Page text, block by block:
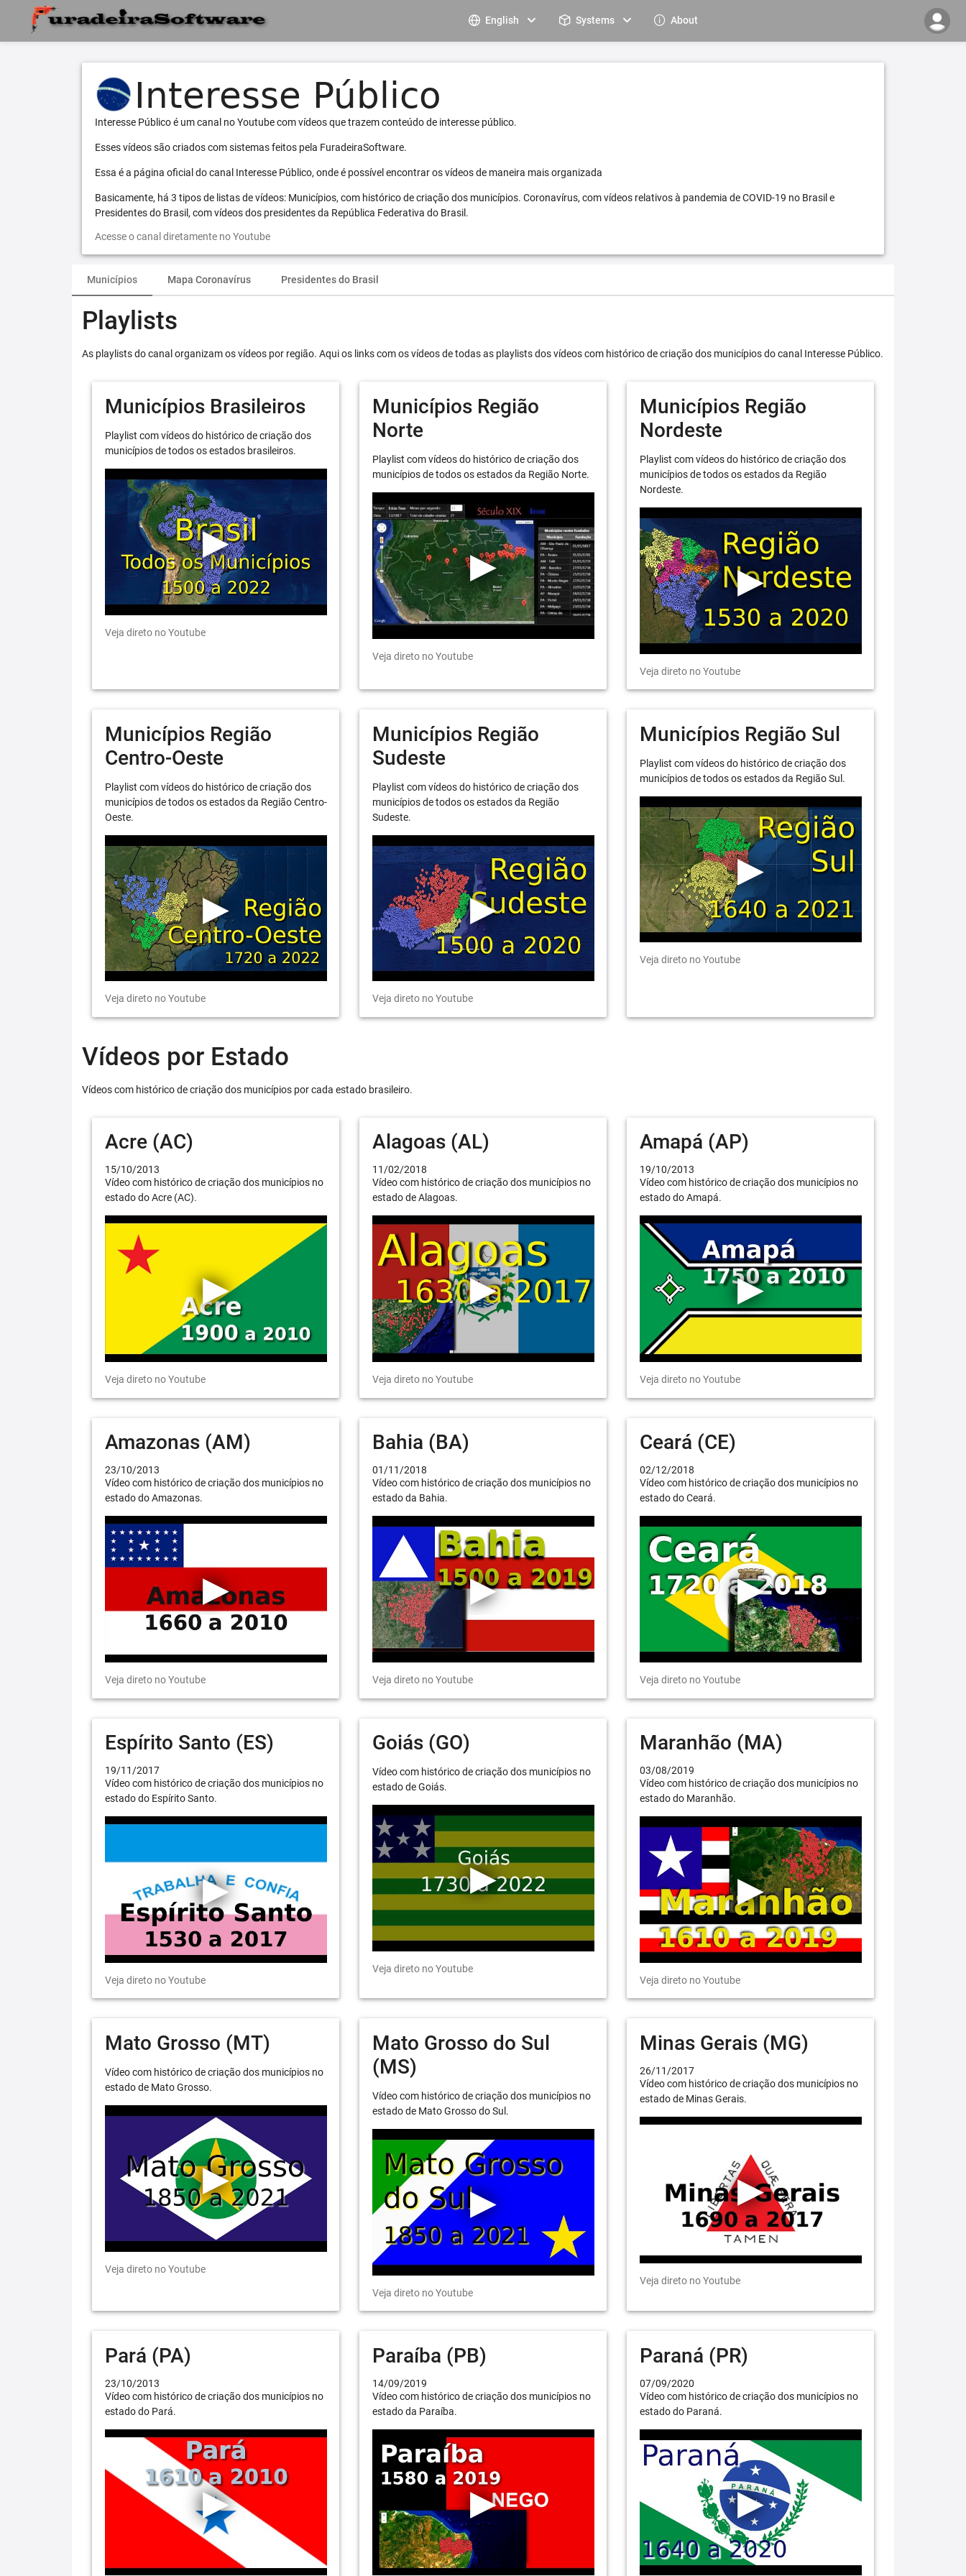
English Systems About
Interesse Público é um canal no Youtube com vídeos que trazem conteúdo de interesse público.
Esses vídeos são criados com sistemas feitos pela FuradeiraSoftware.
Essa é a página oficial do canal Interesse Público, onde é possível encontrar os vídeos de maneira mais organizada
Basicamente, há 3 tipos de listas de vídeos: Municípios, com histórico de criação dos municípios. Coronavírus, com vídeos relativos à pandemia de COVID-19 no Brasil e
Presidentes do Brasil, com vídeos dos presidentes da República Federativa do Brasil.
Acesse o canal diretamente no Youtube
Municípios Mapa Coronavírus Presidentes do Brasil
Playlists
As playlists do canal organizam os vídeos por região. Aqui os links com os vídeos de todas as playlists dos vídeos com histórico de criação dos municípios do canal Interesse Público.
Municípios Brasileiros
Playlist com vídeos do histórico de criação dos
municípios de todos os estados brasileiros.
Veja direto no Youtube
Municípios Região
Norte
Playlist com vídeos do histórico de criação dos
municípios de todos os estados da Região Norte.
Veja direto no Youtube
Municípios Região
Nordeste
Playlist com vídeos do histórico de criação dos
municípios de todos os estados da Região
Nordeste.
Veja direto no Youtube
Municípios Região
Centro-Oeste
Playlist com vídeos do histórico de criação dos
municípios de todos os estados da Região Centro-
Oeste.
Veja direto no Youtube
Municípios Região
Sudeste
Playlist com vídeos do histórico de criação dos
municípios de todos os estados da Região
Sudeste.
Veja direto no Youtube
Municípios Região Sul
Playlist com vídeos do histórico de criação dos
municípios de todos os estados da Região Sul.
Veja direto no Youtube
Vídeos por Estado
Vídeos com histórico de criação dos municípios por cada estado brasileiro.
Acre (AC)
15/10/2013
Vídeo com histórico de criação dos municípios no
estado do Acre (AC).
Veja direto no Youtube
Alagoas (AL)
11/02/2018
Vídeo com histórico de criação dos municípios no
estado de Alagoas.
Veja direto no Youtube
Amapá (AP)
19/10/2013
Vídeo com histórico de criação dos municípios no
estado do Amapá.
Veja direto no Youtube
Amazonas (AM)
23/10/2013
Vídeo com histórico de criação dos municípios no
estado do Amazonas.
Veja direto no Youtube
Bahia (BA)
01/11/2018
Vídeo com histórico de criação dos municípios no
estado da Bahia.
Veja direto no Youtube
Ceará (CE)
02/12/2018
Vídeo com histórico de criação dos municípios no
estado do Ceará.
Veja direto no Youtube
Espírito Santo (ES)
19/11/2017
Vídeo com histórico de criação dos municípios no
estado do Espírito Santo.
Veja direto no Youtube
Goiás (GO)
Vídeo com histórico de criação dos municípios no
estado de Goiás.
Veja direto no Youtube
Maranhão (MA)
03/08/2019
Vídeo com histórico de criação dos municípios no
estado do Maranhão.
Veja direto no Youtube
Mato Grosso (MT)
Vídeo com histórico de criação dos municípios no
estado de Mato Grosso.
Veja direto no Youtube
Mato Grosso do Sul
(MS)
Vídeo com histórico de criação dos municípios no
estado de Mato Grosso do Sul.
Veja direto no Youtube
Minas Gerais (MG)
26/11/2017
Vídeo com histórico de criação dos municípios no
estado de Minas Gerais.
Veja direto no Youtube
Pará (PA)
23/10/2013
Vídeo com histórico de criação dos municípios no
estado do Pará.
Paraíba (PB)
14/09/2019
Vídeo com histórico de criação dos municípios no
estado da Paraíba.
Paraná (PR)
07/09/2020
Vídeo com histórico de criação dos municípios no
estado do Paraná.